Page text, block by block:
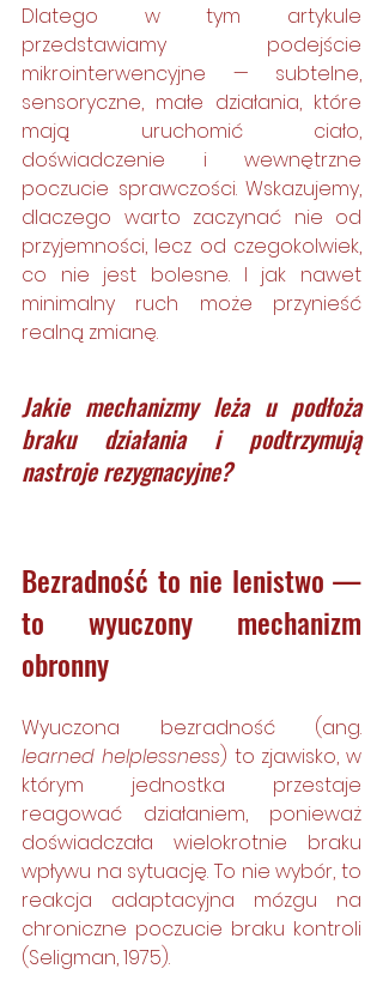
Dlatego w tym artykule
przedstawiamy podejście
mikrointerwencyjne — subtelne,
sensoryczne, małe działania, które
mają uruchomić ciało,
doświadczenie i wewnętrzne
poczucie sprawczości. Wskazujemy,
dlaczego warto zaczynać nie od
przyjemności, lecz od czegokolwiek,
co nie jest bolesne. I jak nawet
minimalny ruch może przynieść
realną zmianę.
Jakie mechanizmy leża u podłoża
braku działania i podtrzymują
nastroje rezygnacyjne?
Bezradność to nie lenistwo —
to wyuczony mechanizm
obronny
learned helplessness) to zjawisko, w
którym jednostka przestaje
reagować działaniem, ponieważ
doświadczała wielokrotnie braku
wpływu na sytuację. To nie wybór, to
reakcja adaptacyjna mózgu na
chroniczne poczucie braku kontroli
(Seligman, 1975).